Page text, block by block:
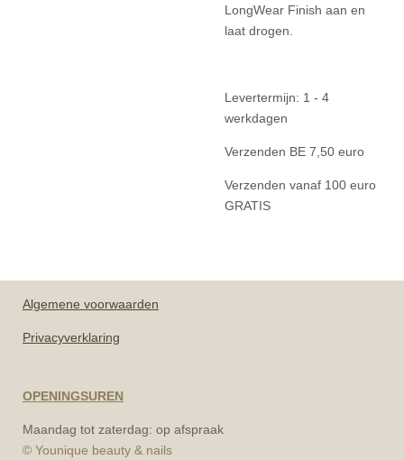
LongWear Finish aan en
laat drogen.
Levertermijn: 1 - 4
werkdagen
Verzenden BE 7,50 euro
Verzenden vanaf 100 euro
GRATIS
Algemene voorwaarden
Privacyverklaring
OPENINGSUREN
Maandag tot zaterdag: op afspraak
© Younique beauty & nails